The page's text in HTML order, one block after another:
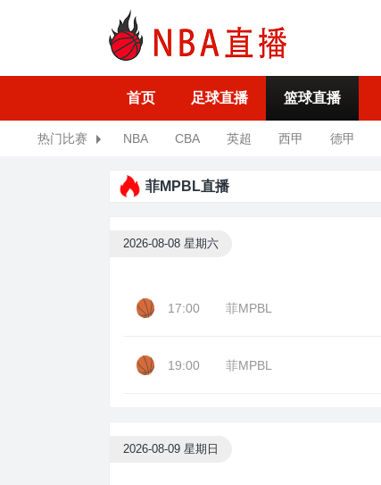
首页 足球直播 篮球直播
热门比赛 NBA CBA 英超 西甲 德甲
菲MPBL直播
2026-08-08 星期六
17:00 菲MPBL
19:00 菲MPBL
2026-08-09 星期日